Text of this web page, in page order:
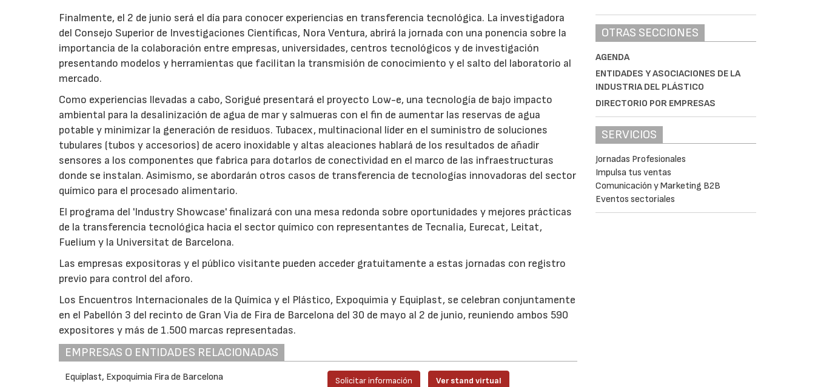
Finalmente, el 2 de junio será el día para conocer experiencias en transferencia tecnológica. La investigadora
del Consejo Superior de Investigaciones Científicas, Nora Ventura, abrirá la jornada con una ponencia sobre la
importancia de la colaboración entre empresas, universidades, centros tecnológicos y de investigación
presentando modelos y herramientas que facilitan la transmisión de conocimiento y el salto del laboratorio al
mercado.
Como experiencias llevadas a cabo, Sorigué presentará el proyecto Low-e, una tecnología de bajo impacto
ambiental para la desalinización de agua de mar y salmueras con el fin de aumentar las reservas de agua
potable y minimizar la generación de residuos. Tubacex, multinacional líder en el suministro de soluciones
tubulares (tubos y accesorios) de acero inoxidable y altas aleaciones hablará de los resultados de añadir
sensores a los componentes que fabrica para dotarlos de conectividad en el marco de las infraestructuras
donde se instalan. Asimismo, se abordarán otros casos de transferencia de tecnologías innovadoras del sector
químico para el procesado alimentario.
El programa del 'Industry Showcase' finalizará con una mesa redonda sobre oportunidades y mejores prácticas
de la transferencia tecnológica hacia el sector químico con representantes de Tecnalia, Eurecat, Leitat,
Fuelium y la Universitat de Barcelona.
Las empresas expositoras y el público visitante pueden acceder gratuitamente a estas jornadas con registro
previo para control del aforo.
Los Encuentros Internacionales de la Química y el Plástico, Expoquimia y Equiplast, se celebran conjuntamente
en el Pabellón 3 del recinto de Gran Via de Fira de Barcelona del 30 de mayo al 2 de junio, reuniendo ambos 590
expositores y más de 1.500 marcas representadas.
EMPRESAS O ENTIDADES RELACIONADAS
Equiplast, Expoquimia Fira de Barcelona Solicitar información Ver stand virtual
OTRAS SECCIONES
AGENDA
ENTIDADES Y ASOCIACIONES DE LA
INDUSTRIA DEL PLÁSTICO
DIRECTORIO POR EMPRESAS
SERVICIOS
Jornadas Profesionales
Impulsa tus ventas
Comunicación y Marketing B2B
Eventos sectoriales